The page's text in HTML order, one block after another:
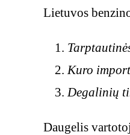
Lietuvos
Kuro
Degalinių
Daugelis